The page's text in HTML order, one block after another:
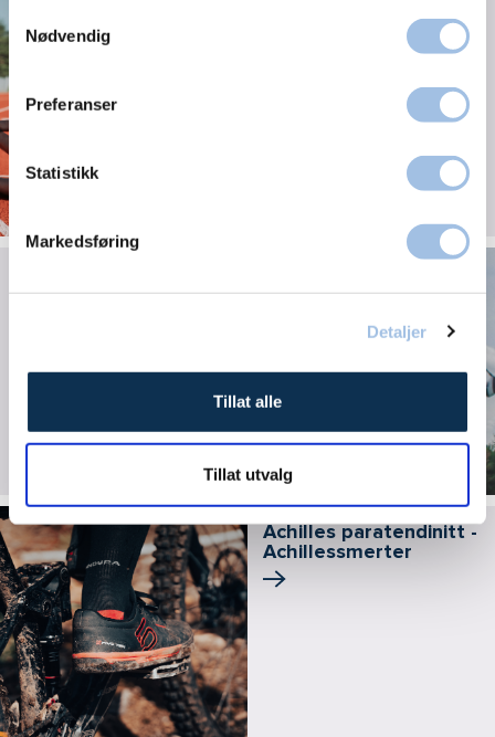
Nødvendig
Preferanser
Statistikk
Markedsføring
Detaljer
Tillat alle
Tillat utvalg
Kan man trene med
ute av ledd
Achilles paratendinitt -
Achillessmerter